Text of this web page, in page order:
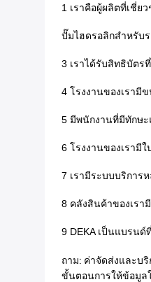
1 เราคือผู้ผลิตที่เชี่
ปั๊มไฮดรอลิกสำหรับ
3 เราได้รับสิทธิบัต
4 โรงงานของเรามี
5 มีพนักงานที่มีทักษ
6 โรงงานของเรามีใ
7 เรามีระบบบริการ
8 คลังสินค้าของเรา
9 DEKA เป็นแบรน
ถาม: ค่าจัดส่งและบริ
ขั้นตอนการให้ข้อมูล